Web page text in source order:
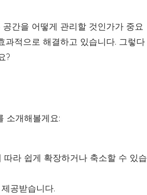
간을 어떻게 관리할 것인가가 중요
과적으로 해결하고 있습니다. 그렇다
?
소개해볼게요:
라 쉽게 확장하거나 축소할 수 있습
공받습니다.